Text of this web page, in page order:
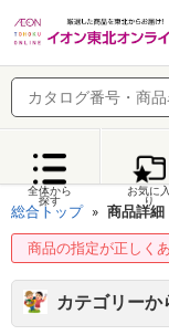
全体から
探す
お気に入
り
総合トップ 商品詳細
商品の指定が正しく
カテゴリーか